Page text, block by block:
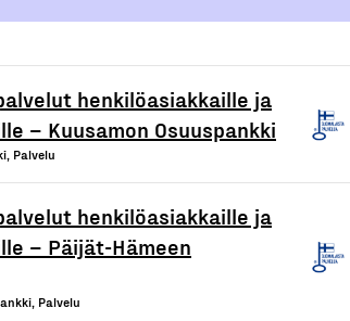
henkilöasiakkaille ja
– Kuusamon Osuuspankki
Palvelu
henkilöasiakkaille ja
– Päijät-Hämeen
Palvelu